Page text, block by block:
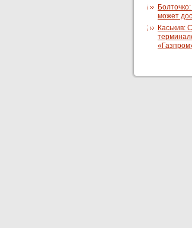
может
Каськив: